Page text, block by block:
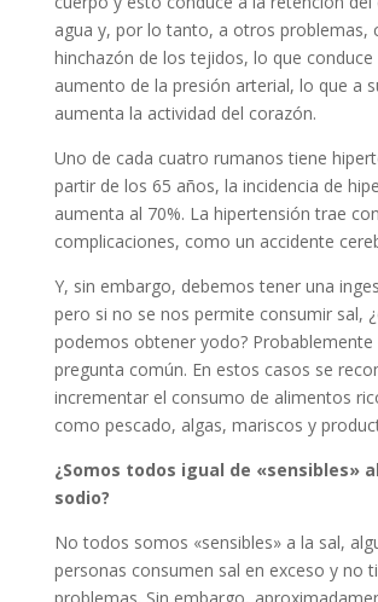
agua y, por lo tanto, a otros problemas,
hinchazón de los tejidos, lo que conduce
aumento de la presión arterial, lo que a
aumenta la actividad del corazón.
Uno de cada cuatro rumanos tiene
partir de los 65 años, la incidencia de
aumenta al 70%. La hipertensión trae
complicaciones, como un accidente
Y, sin embargo, debemos tener una
pero si no se nos permite consumir sal,
podemos obtener yodo? Probablemente
pregunta común. En estos casos se
incrementar el consumo de alimentos
como pescado, algas, mariscos y
¿Somos todos igual de «sensibles»
sodio?
No todos somos «sensibles» a la sal,
personas consumen sal en exceso y no